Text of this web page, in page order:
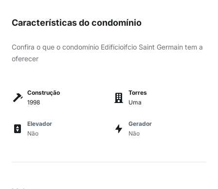
Características do condomínio
Confira o que o condomínio Edifícioifcio Saint Germain tem a
oferecer
Construção
1998
Torres
Uma
Elevador
Não
Gerador
Não